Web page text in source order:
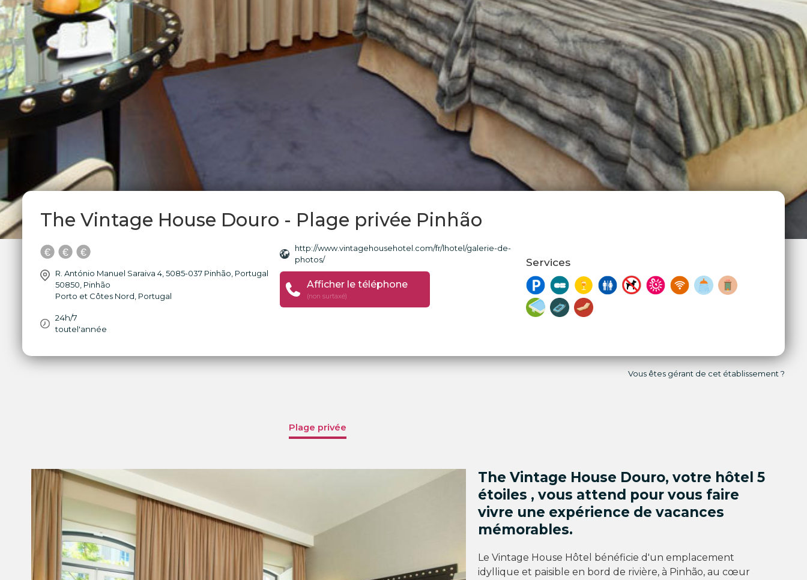
The Vintage House Douro - Plage privée Pinhão
R. António Manuel Saraiva 4, 5085-037 Pinhão, Portugal
50850 Pinhão
Porto et Côtes Nord Portugal
24h/7
toutel'année
http://www.vintagehousehotel.com/fr/lhotel/galerie-de-
photos/
Afficher le téléphone
(non surtaxé)
Services
Vous êtes gérant de cet établissement ?
Plage privée
The Vintage House Douro, votre hôtel 5
étoiles , vous attend pour vous faire
vivre une expérience de vacances
mémorables.
Le Vintage House Hôtel bénéficie d'un emplacement
idyllique et paisible en bord de rivière, à Pinhão, au cœur